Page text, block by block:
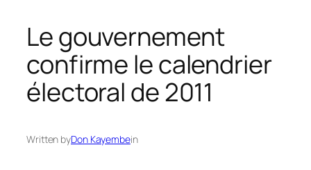
Le gouvernement
confirme le calendrier
électoral de 2011
Written byDon Kayembein